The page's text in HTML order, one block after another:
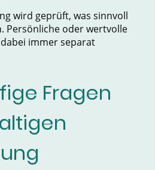
wird geprüft, was sinnvoll
Persönliche oder wertvolle
immer separat
Fragen